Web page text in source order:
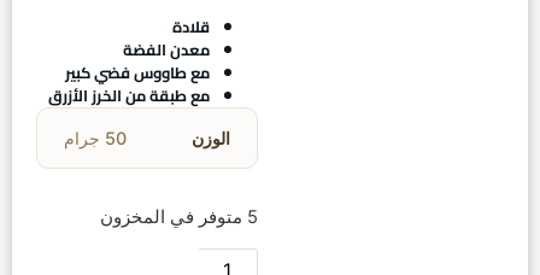
قلادة
معدن الفضة
مع طاووس فضي كبير
مع طبقة من الخرز الأزرق
الوزن 50 جرام
5 متوفر في المخزون